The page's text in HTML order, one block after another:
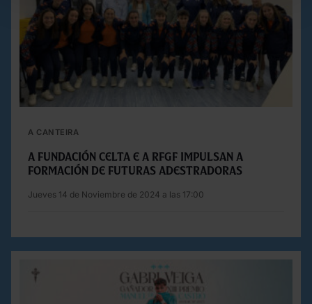
A CANTEIRA
A Fundación Celta e a RFGF impulsan a
formación de futuras adestradoras
Jueves 14 de Noviembre de 2024 a las 17:00